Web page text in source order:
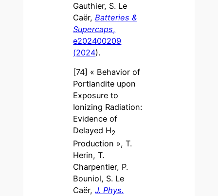
Gauthier, S. Le
Caër, Batteries &
Supercaps,
e202400209
(2024).
[74] « Behavior of
Portlandite upon
Exposure to
Ionizing Radiation:
Evidence of
Delayed H2
Production », T.
Herin, T.
Charpentier, P.
Bouniol, S. Le
Caër,J. Phys.